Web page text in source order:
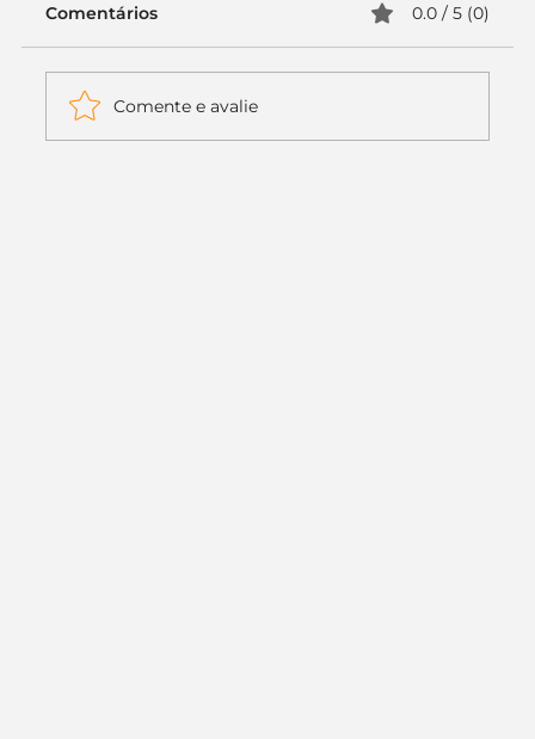
Comentários 0.0 / 5 (0)
Comente e avalie